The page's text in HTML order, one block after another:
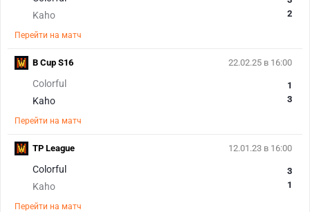
Kaho
2
Перейти на матч
22.02.25 в 16:00
Colorful
Kaho
1
3
Перейти на матч
B Cup S16
12.01.23 в 16:00
Colorful
Kaho
3
1
Перейти на матч
TP League